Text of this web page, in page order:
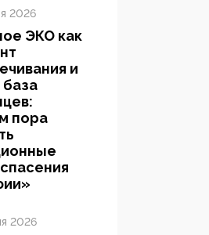
2026
ЭКО как
и
пора
2026